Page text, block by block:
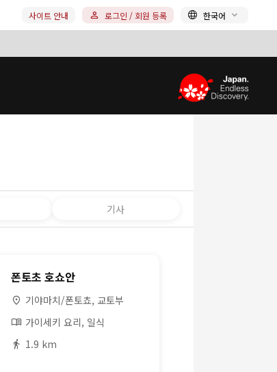
사이트 안내 로그인 / 회원 등록 한국어
기사
폰토초 호쇼안
기야마치/폰토쵸, 교토부
가이세키 요리, 일식
1.9 km